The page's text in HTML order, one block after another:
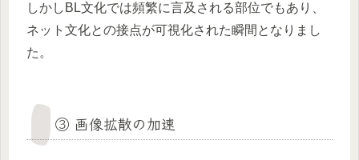
しかしBL文化では頻繁に言及される部位でもあり、
ネット文化との接点が可視化された瞬間となりまし
た。
③ 画像拡散の加速